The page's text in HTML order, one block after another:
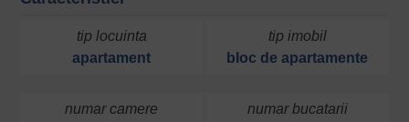
tip locuinta
apartament
tip imobil
bloc de apartamente
numar camere
numar bucatarii